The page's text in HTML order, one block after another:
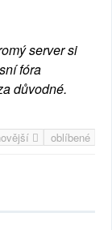
server si
fóra
důvodné.
oblíbené